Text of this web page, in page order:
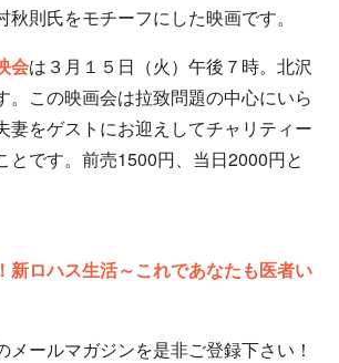
秋則氏をモチーフにした映画です。
会は３月１５日（火）午後７時。北沢
。この映画会は拉致問題の中心にいら
妻をゲストにお迎えしてチャリティー
とです。前売1500円、当日2000円と
新ロハス生活～これであなたも医者い
メールマガジンを是非ご登録下さい！